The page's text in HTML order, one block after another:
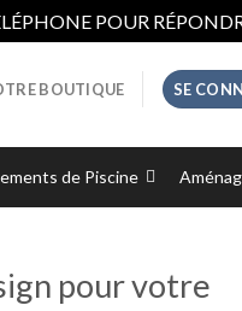
POUR
BOUTIQUE SE
de Piscine
pour votre